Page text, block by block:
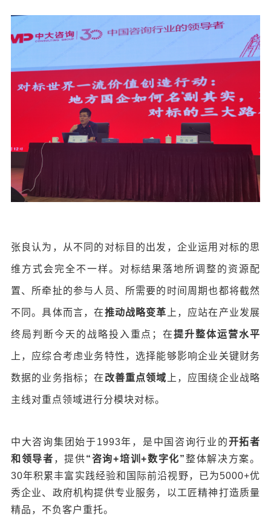
张良认为，从不同的对标目的出发，企业运用对标的思
维方式会完全不一样。对标结果落地所调整的资源配
置、所牵扯的参与人员、所需要的时间周期也都将截然
不同。具体而言，在推动战略变革 上，应站在产业发展
终局判断今天的战略投入重点；在提升整体运营水平
上，应综合考虑业务特性，选择能够影响企业关键财务
数据的业务指标；在 改善重点领域 上，应围绕企业战略
主线对重点领域进行分模块对标。
中大咨询集团始于1993年，是中国咨询行业的开拓者
和领导者 ，提供“咨询+培训+数字化”整体解决方案。
30年积累丰富实践经验和国际前沿视野，已为5000+优
秀企业、政府机构提供专业服务，以工匠精神打造质量
精品，不负客户重托。